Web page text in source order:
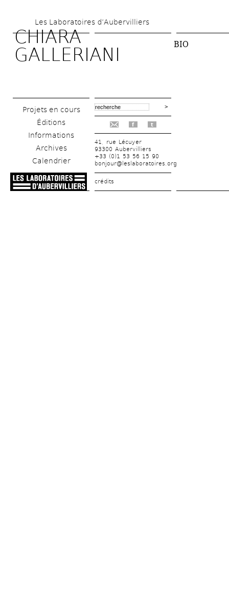
au
contenu
principal
Les Laboratoires d’Aubervilliers
CHIARA
GALLERIANI
Projets en cours
Éditions
Informations
Archives
Calendrier
f t
41, rue Lécuyer
93300 Aubervilliers
+33 (0)1 53 56 15 90
bonjour@leslaboratoires.org
crédits
BIO